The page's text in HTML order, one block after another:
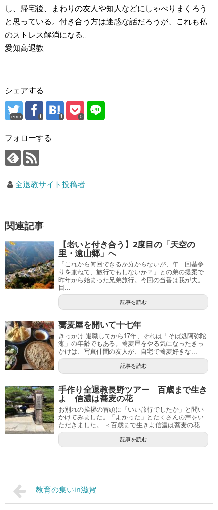
し、帰宅後、まわりの友人や知人などにしゃべりまくろう
と思っている。付き合う方は迷惑な話だろうが、これも私
のストレス解消になる。
愛知高退教
シェアする
error 0
フォローする
全退教サイト投稿者
関連記事
【老いと付き合う】2度目の「天空の
里・遠山郷」へ
「これから何回できるか分からないが、年一回墓参
りを兼ねて、旅行でもしないか？」との弟の提案で
昨年から始まった兄弟旅行。今回の当番は我が夫。
目...
記事を読む
蕎麦屋を開いて十七年
きっかけ 退職してから17年、それは「そば処阿弥陀
瀬」の年齢でもある。蕎麦屋をやる気になったきっ
かけは、写真仲間の友人が、自宅で蕎麦好きな...
記事を読む
手作り全退教長野ツアー 百歳まで生き
よ 信濃は蕎麦の花
お別れの挨拶の冒頭に「いい旅行でしたか」と問い
かけてみました。「よかった」とたくさんの声をい
ただきました。 ＜百歳まで生きよ信濃は蕎麦の花...
記事を読む
教育の集いin滋賀